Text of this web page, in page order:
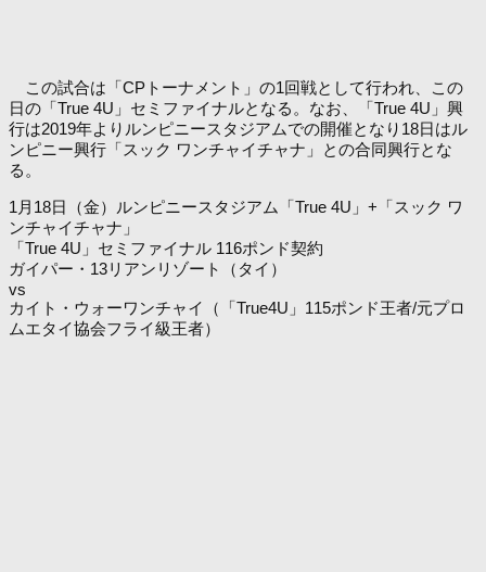
この試合は「CPトーナメント」の1回戦として行われ、この
日の「True 4U」セミファイナルとなる。なお、「True 4U」興
行は2019年よりルンピニースタジアムでの開催となり18日はル
ンピニー興行「スック ワンチャイチャナ」との合同興行とな
る。
1月18日（金）ルンピニースタジアム「True 4U」+「スック ワ
ンチャイチャナ」
「True 4U」セミファイナル 116ポンド契約
ガイパー・13リアンリゾート（タイ）
vs
カイト・ウォーワンチャイ（「True4U」115ポンド王者/元プロ
ムエタイ協会フライ級王者）